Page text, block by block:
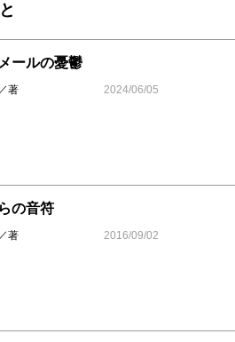
ールの憂鬱
著 2024/06/05
の音符
著 2016/09/02